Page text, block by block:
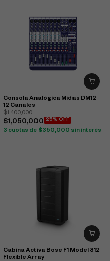
Consola Analógica Midas DM12
12 Canales
$1,400,000
$1,050,000 25% OFF
3 cuotas de $350,000 sin interés
Cabina Activa Bose F1 Model 812
Flexible Array